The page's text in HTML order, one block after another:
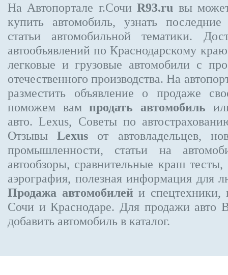
На Автопортале г.СочиR93.ru вы
купить автомобиль, узнать
статьи автомобильной тематики.
автообъявлений по Краснодарскому
легковые и грузовые автомобили с
отечественного производства. На
разместить объявление о продаже
поможем вампродать автомобиль
авто. Lexus, Советы по
ОтзывыLexus от автовладельцев,
промышленности, статьи на
автообзоры, сравнительные краш
аэрография, полезная информация для
Продажа автомобилей и спецтехники,
Сочи и Краснодаре. Для продажи авто
добавить автомобиль в каталог.